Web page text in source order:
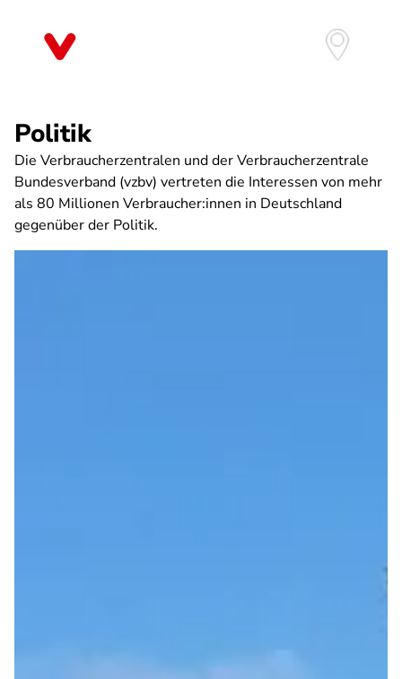
Politik
Die Verbraucherzentralen und der Verbraucherzentrale
Bundesverband (vzbv) vertreten die Interessen von mehr
als 80 Millionen Verbraucher:innen in Deutschland
gegenüber der Politik.